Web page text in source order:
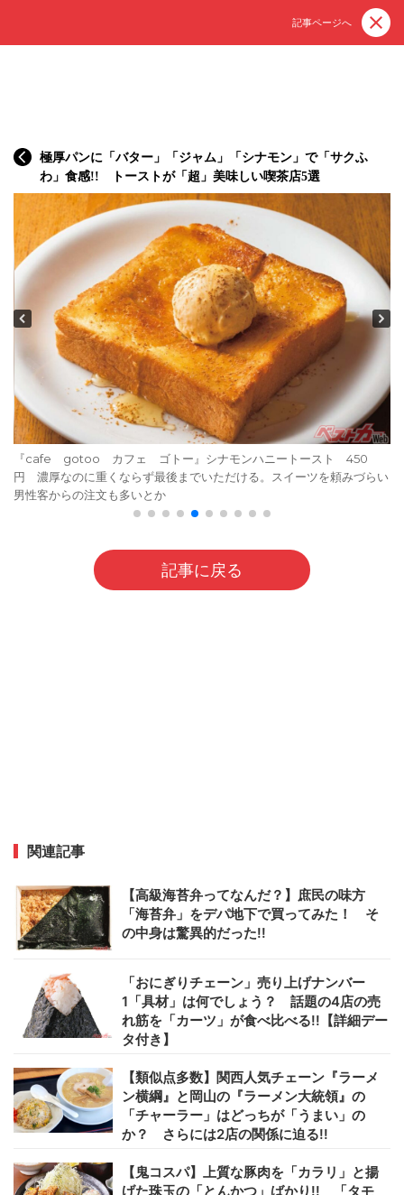
記事ページへ
極厚パンに「バター」「ジャム」「シナモン」で「サクふ
わ」食感!! トーストが「超」美味しい喫茶店5選
『cafe gotoo カフェ ゴトー』シナモンハニートースト 450
円 濃厚なのに重くならず最後までいただける。スイーツを頼みづらい
男性客からの注文も多いとか
記事に戻る
関連記事
【高級海苔弁ってなんだ？】庶民の味方
「海苔弁」をデパ地下で買ってみた！ そ
の中身は驚異的だった!!
「おにぎりチェーン」売り上げナンバー
1「具材」は何でしょう？ 話題の4店の売
れ筋を「カーツ」が食べ比べる!!【詳細デー
タ付き】
【類似点多数】関西人気チェーン『ラーメ
ン横綱』と岡山の『ラーメン大統領』の
「チャーラー」はどっちが「うまい」の
か？ さらには2店の関係に迫る!!
【鬼コスパ】上質な豚肉を「カラリ」と揚
げた珠玉の「とんかつ」ばかり!! 「タモ